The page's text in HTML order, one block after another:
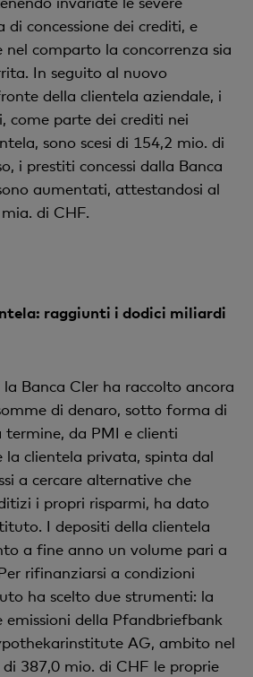
concessione dei crediti, e
comparto la concorrenza sia
In seguito al nuovo
della clientela aziendale, i
come parte dei crediti nei
sono scesi di 154,2 mio. di
i prestiti concessi dalla Banca
aumentati, attestandosi al
di CHF.
raggiunti i dodici miliardi
Banca Cler ha raccolto ancora
di denaro, sotto forma di
termine, da PMI e clienti
la clientela privata, spinta dal
a cercare alternative che
i propri risparmi, ha dato
I depositi della clientela
a fine anno un volume pari a
rifinanziarsi a condizioni
ha scelto due strumenti: la
emissioni della Pfandbriefbank
AG, ambito nel
387,0 mio. di CHF le proprie